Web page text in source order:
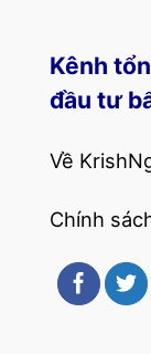
Kênh
đầu tư
Về
Chính